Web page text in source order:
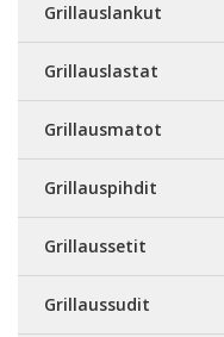
Grillauslankut
Grillauslastat
Grillausmatot
Grillauspihdit
Grillaussetit
Grillaussudit